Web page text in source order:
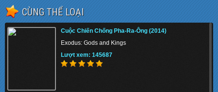
CÙNG THỂ LOẠI
Cuộc Chiến Chống Pha-Ra-Ông (2014)
Exodus: Gods and Kings
Lượt xem: 145687